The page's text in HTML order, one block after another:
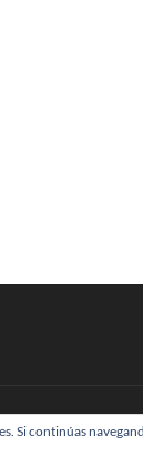
por:Theme Freesia
Si continúas